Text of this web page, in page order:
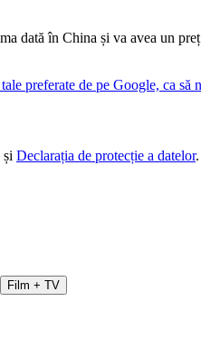
dată în China și va avea un
preferate de pe Google, ca să
și Declarația de protecție a datelor.
Film + TV